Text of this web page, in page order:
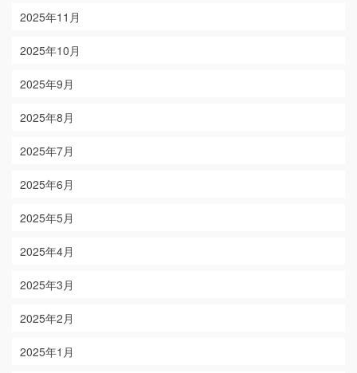
2025年11月
2025年10月
2025年9月
2025年8月
2025年7月
2025年6月
2025年5月
2025年4月
2025年3月
2025年2月
2025年1月